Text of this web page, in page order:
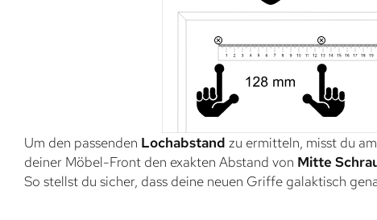
Um den passenden Lochabstand zu ermitteln, misst du
deiner Möbel-Front den exakten Abstand von Mitte
So stellst du sicher, dass deine neuen Griffe galaktisch